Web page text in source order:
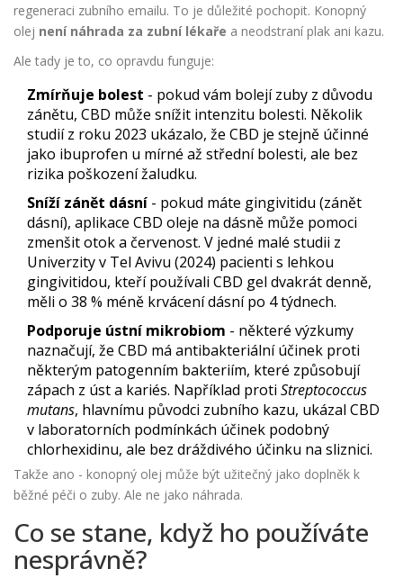
regeneraci zubního emailu. To je důležité pochopit. Konopný
olej není náhrada za zubní lékaře a neodstraní plak ani kazu.
Ale tady je to, co opravdu funguje:
Zmírňuje bolest - pokud vám bolejí zuby z důvodu
zánětu, CBD může snížit intenzitu bolesti. Několik
studií z roku 2023 ukázalo, že CBD je stejně účinné
jako ibuprofen u mírné až střední bolesti, ale bez
rizika poškození žaludku.
Sníží zánět dásní - pokud máte gingivitidu (zánět
dásní), aplikace CBD oleje na dásně může pomoci
zmenšit otok a červenost. V jedné malé studii z
Univerzity v Tel Avivu (2024) pacienti s lehkou
gingivitidou, kteří používali CBD gel dvakrát denně,
měli o 38 % méně krvácení dásní po 4 týdnech.
Podporuje ústní mikrobiom - některé výzkumy
naznačují, že CBD má antibakteriální účinek proti
některým patogenním bakteriím, které způsobují
zápach z úst a kariés. Například proti Streptococcus
mutans, hlavnímu původci zubního kazu, ukázal CBD
v laboratorních podmínkách účinek podobný
chlorhexidinu, ale bez dráždivého účinku na sliznici.
Takže ano - konopný olej může být užitečný jako doplněk k
běžné péči o zuby. Ale ne jako náhrada.
Co se stane, když ho používáte
nesprávně?